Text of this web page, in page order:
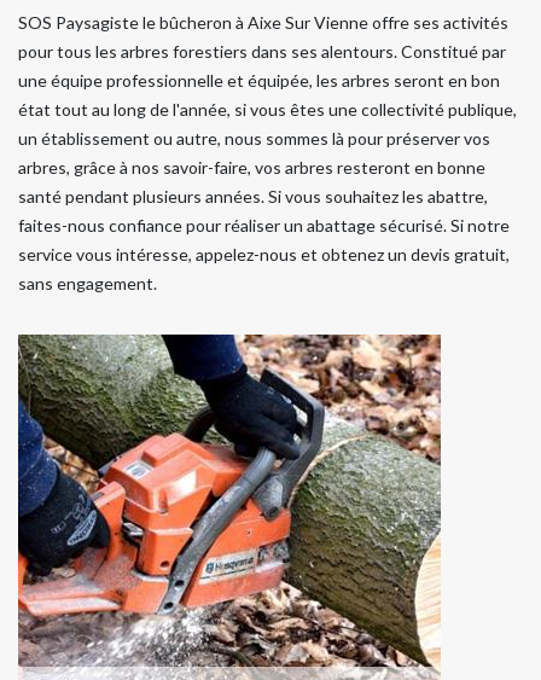
SOS Paysagiste le bûcheron à Aixe Sur Vienne offre ses activités
pour tous les arbres forestiers dans ses alentours. Constitué par
une équipe professionnelle et équipée, les arbres seront en bon
état tout au long de l'année, si vous êtes une collectivité publique,
un établissement ou autre, nous sommes là pour préserver vos
arbres, grâce à nos savoir-faire, vos arbres resteront en bonne
santé pendant plusieurs années. Si vous souhaitez les abattre,
faites-nous confiance pour réaliser un abattage sécurisé. Si notre
service vous intéresse, appelez-nous et obtenez un devis gratuit,
sans engagement.